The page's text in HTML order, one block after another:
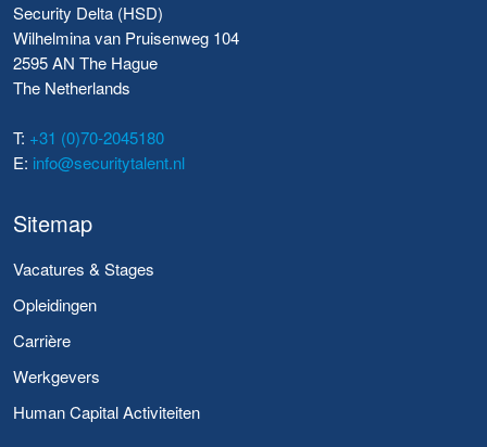
Security Delta (HSD)
Wilhelmina van Pruisenweg 104
2595 AN The Hague
The Netherlands
T: +31 (0)70-2045180
E: info@securitytalent.nl
Sitemap
Vacatures & Stages
Opleidingen
Carrière
Werkgevers
Human Capital Activiteiten